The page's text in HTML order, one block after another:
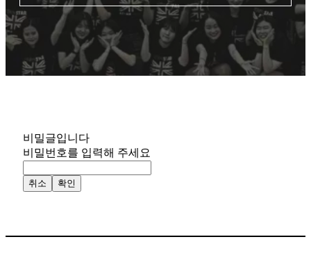
비밀글입니다
비밀번호를 입력해 주세요
취소 확인